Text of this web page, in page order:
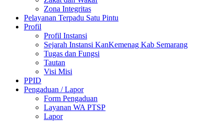
Zona Integritas
Pelayanan Terpadu Satu Pintu
Profil
Profil Instansi
Sejarah Instansi KanKemenag Kab Semarang
Tugas dan Fungsi
Tautan
Visi Misi
PPID
Pengaduan / Lapor
Form Pengaduan
Layanan WA PTSP
Lapor